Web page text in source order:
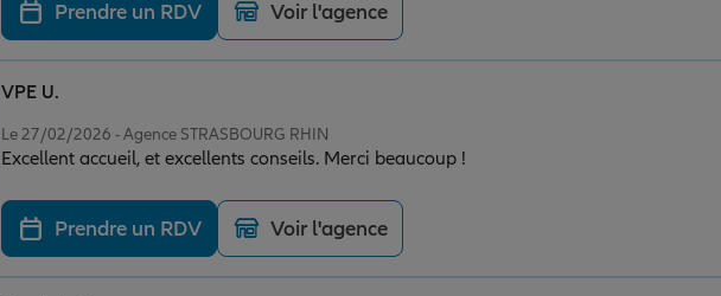
Prendre un RDV Voir l'agence
Le 27/02/2026 - Agence STRASBOURG RHIN
Excellent accueil, et excellents conseils. Merci beaucoup !
VPE U.
Prendre un RDV Voir l'agence